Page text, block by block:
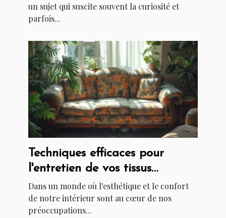
un sujet qui suscite souvent la curiosité et
parfois...
Techniques efficaces pour
l'entretien de vos tissus
d'ameublement
Dans un monde où l'esthétique et le confort
de notre intérieur sont au cœur de nos
préoccupations...